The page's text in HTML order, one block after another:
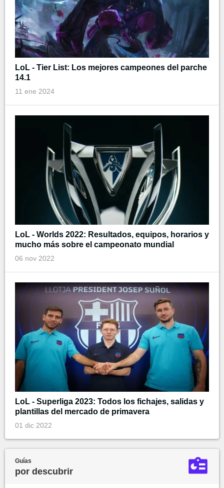
LoL - Tier List: Los mejores campeones del parche
14.1
11 ene 2024
LoL - Worlds 2022: Resultados, equipos, horarios y
mucho más sobre el campeonato mundial
06 nov 2022
LoL - Superliga 2023: Todos los fichajes, salidas y
plantillas del mercado de primavera
01 dic 2022
Guías
por descubrir